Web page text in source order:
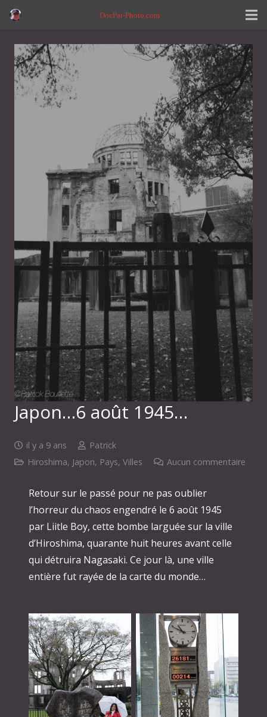
DocPat-Photo.com
Japon…6 août 1945…
il y a 9 ans
Patrick
Hiroshima, Japon, Pays, Villes Aucun commentaire
Retour sur le passé pour ne pas oublier
l’horreur du chaos engendré le 6 août 1945
par Liitle Boy, cette bombe larguée sur la ville
d’Hiroshima, quarante huit heures avant celle
qui détruira Nagasaki. Ce jour là, une ville
entière fut rayée de la carte du monde…